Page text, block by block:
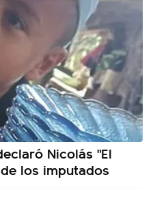
Nicolás "El
los imputados